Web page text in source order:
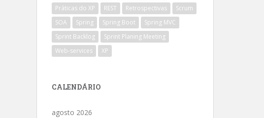
Práticas do XP
REST Retrospectivas
Scrum
SOA
Spring Spring Boot
Spring MVC
Sprint Backlog
Sprint Planing Meeting
Web-services
XP
CALENDÁRIO
agosto 2026